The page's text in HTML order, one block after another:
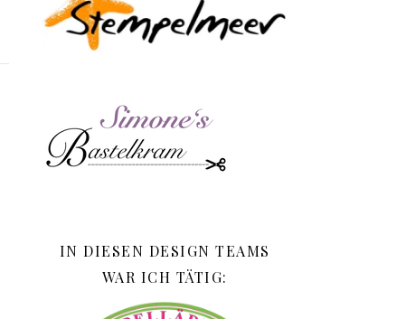
IN DIESEN DESIGN TEAMS
WAR ICH TÄTIG: